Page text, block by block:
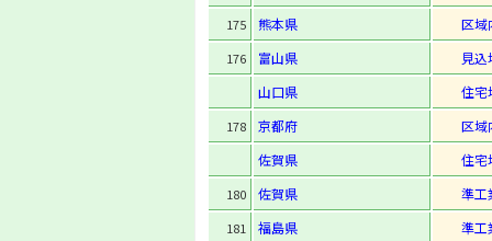
175 熊本県 区域
176 富山県
見込
山口県
住宅
178 京都府
区域
佐賀県
住宅
180 佐賀県 準工
181 福島県 準工